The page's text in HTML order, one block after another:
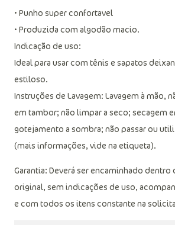
• Punho super confortavel
• Produzida com algodão macio.
Indicação de uso:
Ideal para usar com tênis e sapatos
estiloso.
Instruções de Lavagem: Lavagem à mão,
em tambor; não limpar a seco; secagem
gotejamento a sombra; não passar ou
(mais informações, vide na etiqueta).
Garantia: Deverá ser encaminhado dentro
original, sem indicações de uso,
e com todos os itens constante na